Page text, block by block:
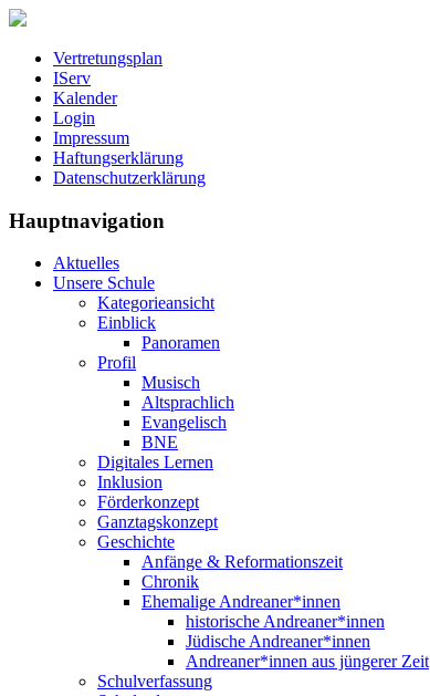
Vertretungsplan
IServ
Kalender
Login
Impressum
Haftungserklärung
Datenschutzerklärung
Hauptnavigation
Aktuelles
Unsere Schule
Kategorieansicht
Einblick
Panoramen
Profil
Musisch
Altsprachlich
Evangelisch
BNE
Digitales Lernen
Inklusion
Förderkonzept
Ganztagskonzept
Geschichte
Anfänge & Reformationszeit
Chronik
Ehemalige Andreaner*innen
historische Andreaner*innen
Jüdische Andreaner*innen
Andreaner*innen aus jüngerer Zeit
Schulverfassung